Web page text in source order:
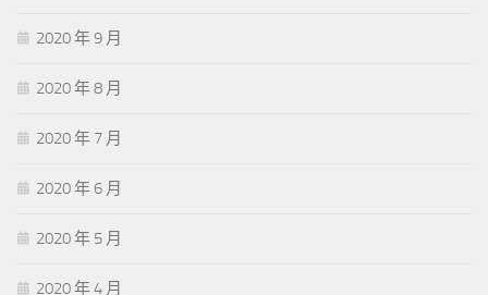
2020 年 9 月
2020 年 8 月
2020 年 7 月
2020 年 6 月
2020 年 5 月
2020 年 4 月